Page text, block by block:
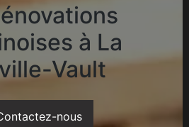
à La
Vault
nous